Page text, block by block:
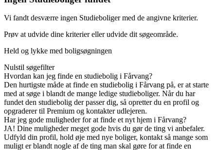
Vi fandt desværre ingen Studieboliger med de angivne kriterier.
Prøv at udvide dine kriterier eller udvide dit søgeområde.
Held og lykke med boligsøgningen
Nulstil søgefilter
Hvordan kan jeg finde en studiebolig i Fårvang?
Den hurtigste måde at finde en studiebolig i Fårvang på, er at starte
med at søge i blandt de mange ledige studieboliger. Når du har
fundet den studiebolig der passer dig, så opretter du en profil og
opgraderer til Premium og kontakter udlejeren.
Har jeg gode muligheder for at finde et nyt hjem i Fårvang?
JA! Dine muligheder meget gode hvis du gør de ting vi anbefaler.
Udfyld din profil, hold øje med nye boliger, kontakt så mange som
muligt er blandt nogle af de ting man skal gøre for at finde en